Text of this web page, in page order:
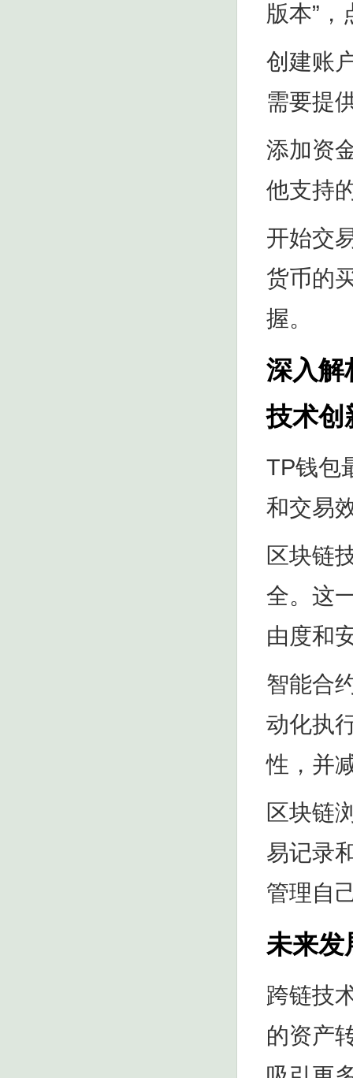
版本”
创建账
需要提
添加资
他支持
开始交
货币的
握。
深入解
技术创
TP钱包
和交易
区块链
全。这
由度和
智能合
动化执
性，并
区块链
易记录
管理自
未来发
跨链技
的资产